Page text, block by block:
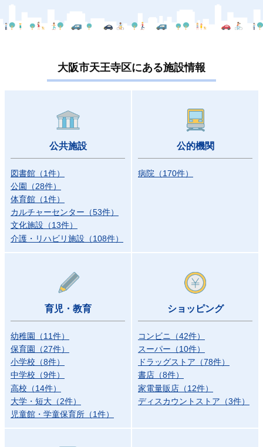
大阪市天王寺区にある施設情報
公共施設
図書館 （1件）
公園
（28件）
体育館 （1件）
カルチャーセンター （53件）
文化施設 （13件）
介護・リハビリ施設 （108件）
公的機関
病院 （170件）
育児・教育
幼稚園 （11件）
保育園
（27件）
小学校 （8件）
中学校 （9件）
高校 （14件）
大学・短大 （2件）
児童館・学童保育所 （1件）
ショッピング
コンビニ （42件）
スーパー （10件）
ドラッグストア （78件）
書店 （8件）
家電量販店 （12件）
ディスカウントストア （3件）